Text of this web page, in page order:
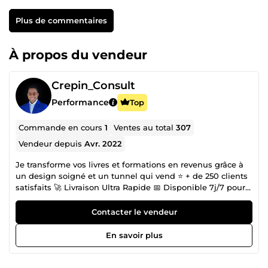
Plus de commentaires
À propos du vendeur
Crepin_Consult
Performance Top
Commande en cours1 Ventes au total307
Vendeur depuisAvr. 2022
Je transforme vos livres et formations en revenus grâce à
un design soigné et un tunnel qui vend ⭐ + de 250 clients
satisfaits 🚀 Livraison Ultra Rapide 📅 Disponible 7j/7 pour
vous aider. Je suis Crépin, graphiste spécialisé en
autoédition et funnel builder depuis plus de 5 ans. J’aide
les auteurs, formateurs et entrepreneurs à vendre
facilement leurs livres et formations grâce à un design
professionnel et un système de vente efficace et
Contacter le vendeur
En savoir plus